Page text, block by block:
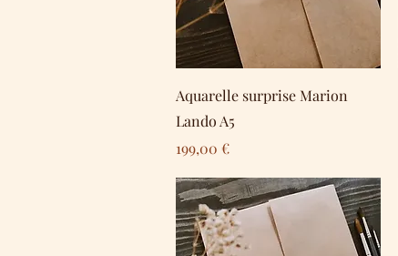
Schnellansicht
Aquarelle surprise Marion
Lando A5
Preis
199,00 €